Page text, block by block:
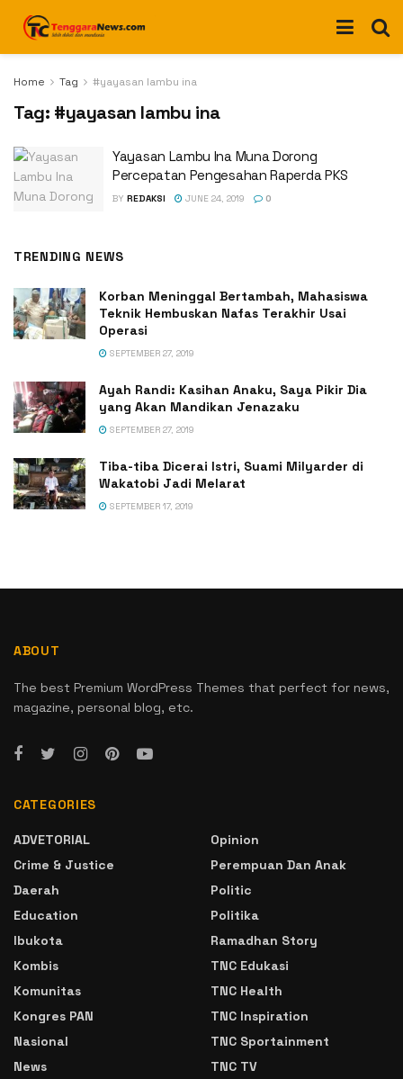
Home Tag #yayasan lambu ina
Tag: #yayasan lambu ina
Yayasan Lambu Ina Muna Dorong
Percepatan Pengesahan Raperda PKS
BY REDAKSI JUNE 24, 2019 0
TRENDING NEWS
Korban Meninggal Bertambah, Mahasiswa
Teknik Hembuskan Nafas Terakhir Usai
Operasi
SEPTEMBER 27, 2019
Ayah Randi: Kasihan Anaku, Saya Pikir Dia
yang Akan Mandikan Jenazaku
SEPTEMBER 27, 2019
Tiba-tiba Dicerai Istri, Suami Milyarder di
Wakatobi Jadi Melarat
SEPTEMBER 17, 2019
ABOUT
The best Premium WordPress Themes that perfect for news,
magazine, personal blog, etc.
CATEGORIES
ADVETORIAL
Crime & Justice
Daerah
Education
Ibukota
Kombis
Komunitas
Kongres PAN
Nasional
News
Opinion
Perempuan Dan Anak
Politic
Politika
Ramadhan Story
TNC Edukasi
TNC Health
TNC Inspiration
TNC Sportainment
TNC TV